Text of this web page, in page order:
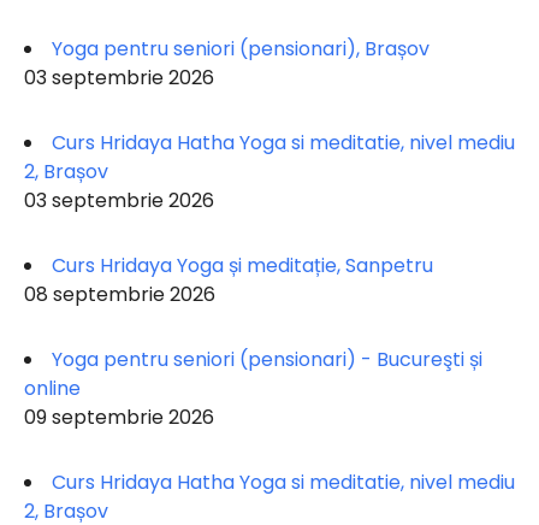
Yoga pentru seniori (pensionari), Brașov
03 septembrie 2026
Curs Hridaya Hatha Yoga si meditatie, nivel mediu
2, Brașov
03 septembrie 2026
Curs Hridaya Yoga și meditație, Sanpetru
08 septembrie 2026
Yoga pentru seniori (pensionari) - Bucureşti și
online
09 septembrie 2026
Curs Hridaya Hatha Yoga si meditatie, nivel mediu
2, Brașov